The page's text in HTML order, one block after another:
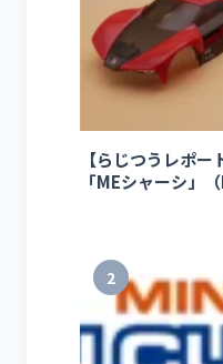
【らじつうレポ
「MEシャーシ」
2